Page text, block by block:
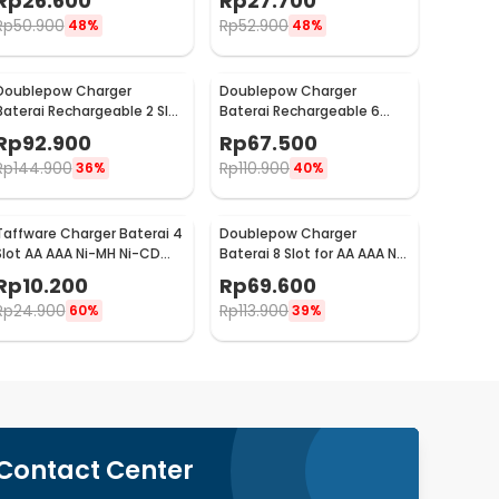
B01
50.900 48%
B01 1200
Rp52.900 48%
Charger
Rechargeable 2 Slot
92.900
144.900 36%
Doublepow Charger
Baterai Rechargeable 6
Slot AA AAA with AA 6 PCS -
DP-B06
Rp67.500
Rp110.900 40%
Charger Baterai 4
AA AAA Ni-MH Ni-CD
10.200
24.900 60%
Doublepow Charger
Baterai 8 Slot for AA AAA Ni-
MH NiCD LED Light - DP-K18
Rp69.600
Rp113.90039%
Center